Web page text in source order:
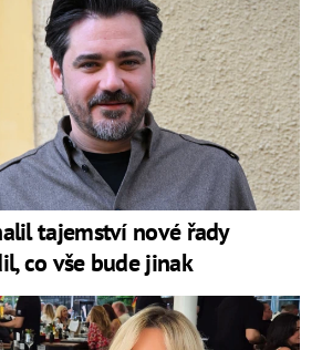
tajemství nové řady
co vše bude jinak